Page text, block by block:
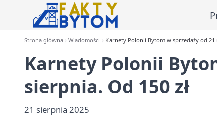
Strona główna Wiadomości Karnety Polonii Bytom w sprzedaży od 21
Karnety Polonii
sierpnia. Od 150 zł
21 sierpnia 2025